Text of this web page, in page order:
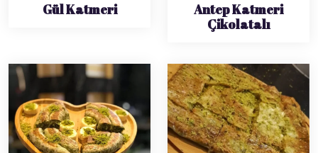
Gül Katmeri
Antep Katmeri
Çikolatalı